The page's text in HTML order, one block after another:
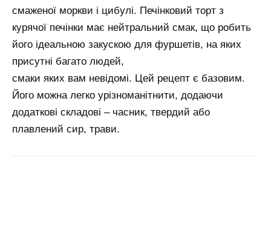
смаженої моркви і цибулі. Печінковий торт з
курячої печінки має нейтральний смак, що робить
його ідеальною закускою для фуршетів, на яких
присутні багато людей,
смаки яких вам невідомі. Цей рецепт є базовим.
Його можна легко урізноманітнити, додаючи
додаткові складові – часник, твердий або
плавлений сир, трави.